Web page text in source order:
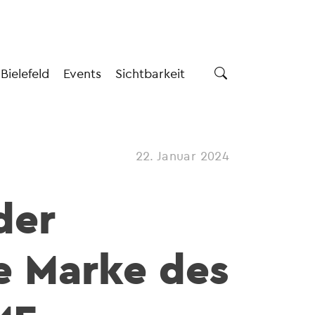
Events Sichtbarkeit
22. Januar 2024
Marke des